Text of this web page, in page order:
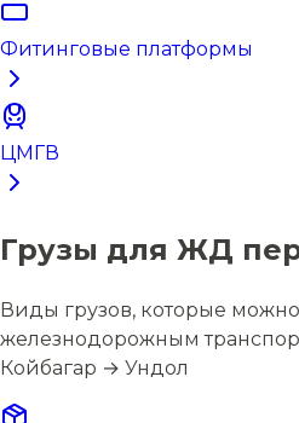
Фитинговые платформы
ЦМГВ
Грузы для ЖД
Виды грузов, которые
железнодорожным
Койбагар → Ундол